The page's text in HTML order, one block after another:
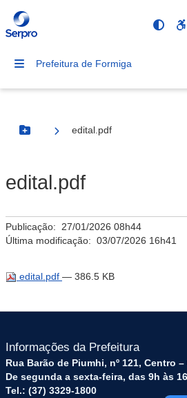
Prefeitura de Formiga
Botão Menu
edital.pdf
edital.pdf
Publicação: 27/01/2026 08h44
Última modificação: 03/07/2026 16h41
edital.pdf — 386.5 KB
Informações da Prefeitura
Rua Barão de Piumhi, nº 121, Centro –
De segunda a sexta-feira, das 9h às
Tel.: (37) 3329-1800